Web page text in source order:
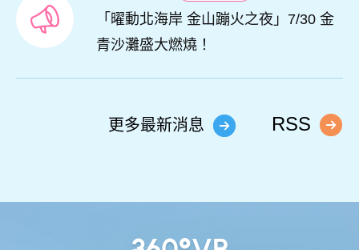
「曜動北海岸 金山蹦火之夜」7/30 金
青沙灘盛大燃燒！
更多最新消息 RSS